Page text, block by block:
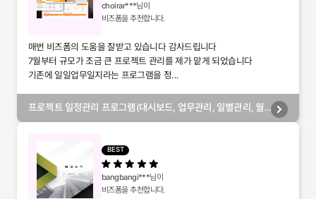
choirar***님이
비즈폼을 추천합니다.
매번 비즈폼의 도움을 잘받고 있습니다 감사드립니다
7월부터 규모가 조금 큰 프로젝트 관리를 제가 맡게 되었습니다
기존에 일일업무일지라는 프로그램을 정...
프로젝트 일정관리 프로그램(대시보드, 업무관리, 일별관리, 월
BEST
bangbangi***님이
비즈폼을 추천합니다.